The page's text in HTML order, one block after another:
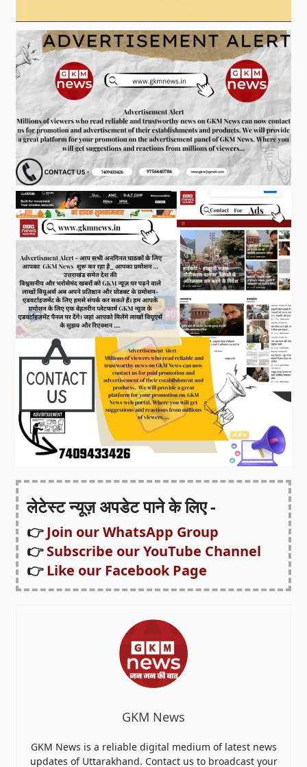
लेटेस्ट न्यूज़ अपडेट पाने के लिए -
👉Join our WhatsApp Group
👉Subscribe our YouTube Channel
👉Like our Facebook Page
GKM News
GKM News is a reliable digital medium of latest news
updates of Uttarakhand. Contact us to broadcast your